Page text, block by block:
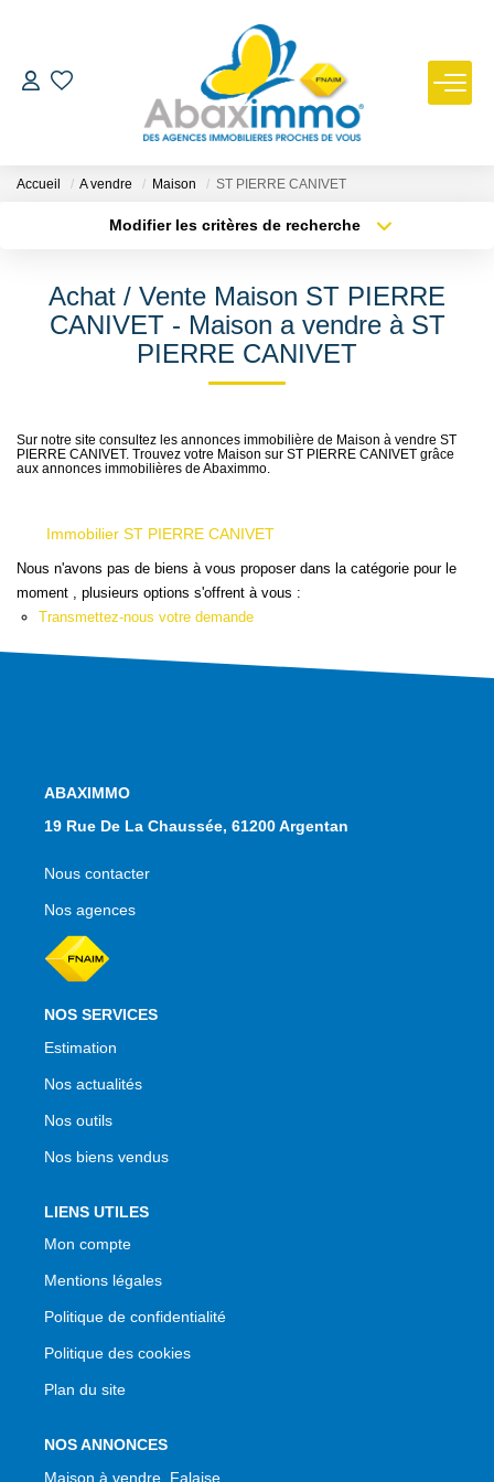
ESTIMER
ACHETER
GÉRER
NOTRE AGENCE
Nous Contacter
Le Mandat Conquérant
Accueil A vendre Maison ST PIERRE CANIVET
Modifier les critères de recherche
Sélectionnez...
Type de bien
Achat / Vente Maison ST PIERRE
CANIVET - Maison a vendre à ST
PIERRE CANIVET
Sur notre site consultez les annonces immobilière de Maison à vendre ST
PIERRE CANIVET. Trouvez votre Maison sur ST PIERRE CANIVET grâce
aux annonces immobilières de Abaximmo.
Immobilier ST PIERRE CANIVET
Nous n'avons pas de biens à vous proposer dans la catégorie pour le
moment , plusieurs options s'offrent à vous :
Transmettez-nous votre demande
NOS AGENCES
19 Rue De La Chaussée, 61200 Argentan
Nous contacter
Nos agences
NOS SERVICES
Estimation
Nos actualités
Nos outils
Nos biens vendus
LIENS UTILES
Mon compte
Mentions légales
Politique de confidentialité
Politique des cookies
Plan du site
NOS ANNONCES
Maison à vendre, Falaise